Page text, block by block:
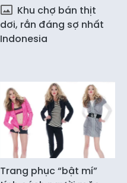
Khu chợ bán thịt
dơi, rắn đáng sợ nhất
Indonesia
Trang phục “bật mí”